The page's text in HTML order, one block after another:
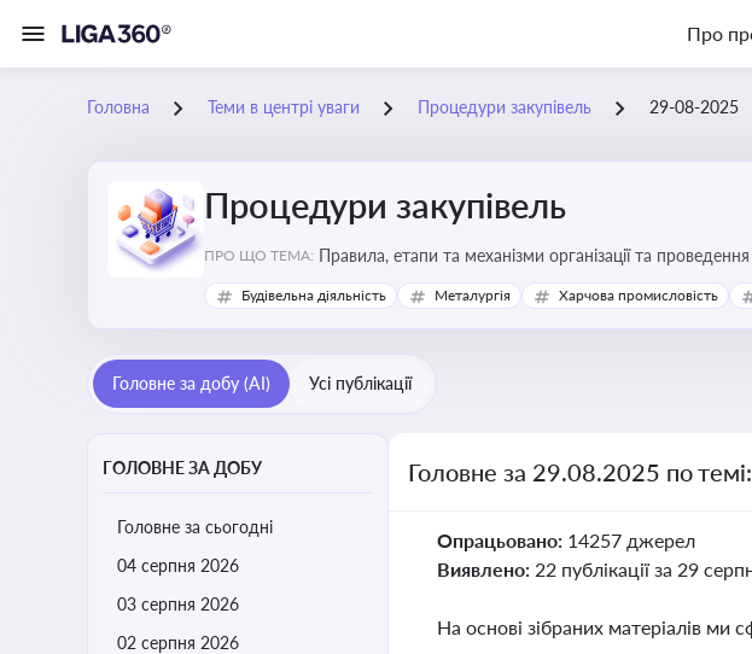
Про
Головна Теми в центрі уваги Процедури закупівель 29-08-2025
Процедури закупівель
ПРО ЩО ТЕМА: Правила, етапи та механізми організації та
Будівельна діяльність Металургія Харчова промисловість
Головне за добу (AI) Усі публікації
ГОЛОВНЕ ЗА ДОБУ
Головне за сьогодні
04 серпня 2026
03 серпня 2026
02 серпня 2026
Головне за 29.08.2025 по
Опрацьовано: 14257 джерел
Виявлено: 22 публікації за 29
На основі зібраних матеріалів ми